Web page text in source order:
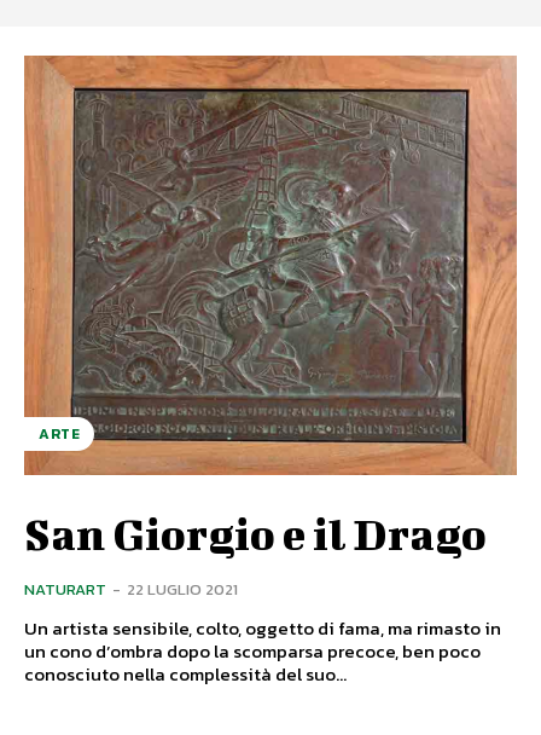
ARTE
San Giorgio e il Drago
NATURART - 22 LUGLIO 2021
Un artista sensibile, colto, oggetto di fama, ma rimasto in
un cono d’ombra dopo la scomparsa precoce, ben poco
conosciuto nella complessità del suo...